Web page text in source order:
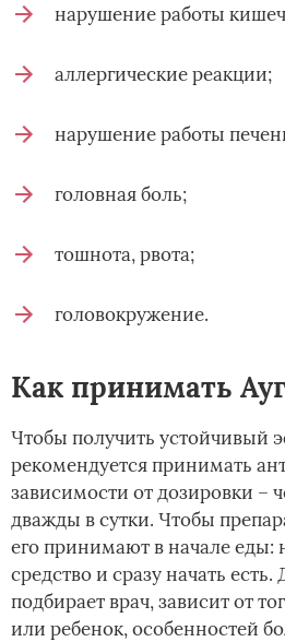
нарушение работы
аллергические реакции;
нарушение работы
головная боль;
тошнота, рвота;
головокружение.
Как принимать
Чтобы получить устойчивый
рекомендуется принимать
зависимости от дозировки –
дважды в сутки. Чтобы
его принимают в начале еды:
средство и сразу начать есть.
подбирает врач, зависит от
или ребенок, особенностей